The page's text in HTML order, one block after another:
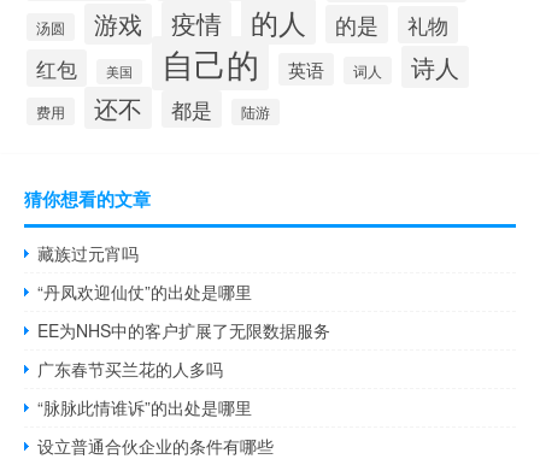
汤圆 游戏 疫情 的人 的是
礼物
红包
美国 自己的 英语 词人 诗人
费用 还不 都是 陆游
猜你想看的文章
藏族过元宵吗
“丹凤欢迎仙仗”的出处是哪里
EE为NHS中的客户扩展了无限数据服务
广东春节买兰花的人多吗
“脉脉此情谁诉”的出处是哪里
设立普通合伙企业的条件有哪些